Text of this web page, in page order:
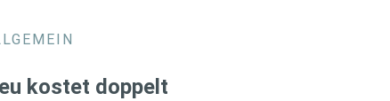
kostet doppelt